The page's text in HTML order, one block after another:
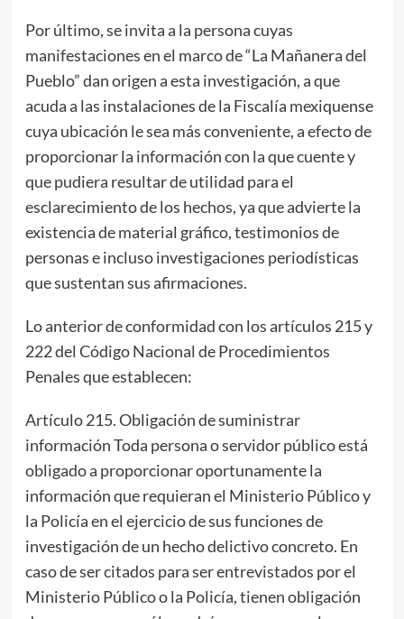
Por último, se invita a la persona cuyas
manifestaciones en el marco de “La Mañanera del
Pueblo” dan origen a esta investigación, a que
acuda a las instalaciones de la Fiscalía mexiquense
cuya ubicación le sea más conveniente, a efecto de
proporcionar la información con la que cuente y
que pudiera resultar de utilidad para el
esclarecimiento de los hechos, ya que advierte la
existencia de material gráfico, testimonios de
personas e incluso investigaciones periodísticas
que sustentan sus afirmaciones.
Lo anterior de conformidad con los artículos 215 y
222 del Código Nacional de Procedimientos
Penales que establecen:
Artículo 215. Obligación de suministrar
información Toda persona o servidor público está
obligado a proporcionar oportunamente la
información que requieran el Ministerio Público y
la Policía en el ejercicio de sus funciones de
investigación de un hecho delictivo concreto. En
caso de ser citados para ser entrevistados por el
Ministerio Público o la Policía, tienen obligación